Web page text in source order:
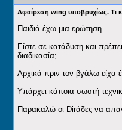
Αφαίρεση wing υποβρυχίως. Τι
Παιδιά έχω μια ερώτηση.
Είστε σε κατάδυση και
διαδικασία;
Αρχικά πριν τον βγάλω είχα
Υπάρχει κάποια σωστή
Παρακαλώ οι Dirάδες να